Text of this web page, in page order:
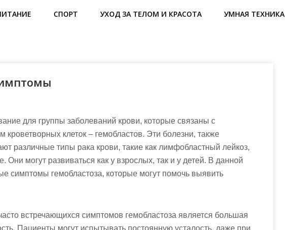
СПОРТ УХОД ЗА ТЕЛОМ И КРАСОТА УМНАЯ ТЕХНИКА
для группы заболеваний крови, которые связаны с
кроветворных клеток – гемобластов. Эти болезни, также
различные типы рака крови, такие как лимфобластный лейкоз,
Они могут развиваться как у взрослых, так и у детей. В данной
симптомы гемобластоза, которые могут помочь выявить
встречающихся симптомов гемобластоза является большая
Пациенты могут испытывать постоянную усталость, даже при